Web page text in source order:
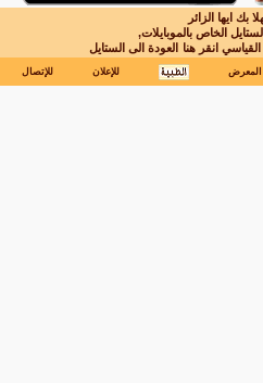
بك ايها الزائر
الخاص بالموبايلات,
انقر هنا العودة الى الستايل
المعرض للإعلان للإتصال